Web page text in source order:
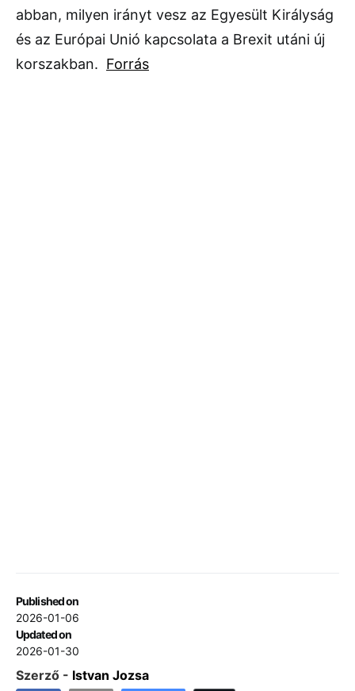
Published on
2026-01-06
Updated on
2026-01-30
abban, milyen irányt vesz az Egyesült Királyság
és az Európai Unió kapcsolata a Brexit utáni új
korszakban. Forrás
Szerző - Istvan Jozsa